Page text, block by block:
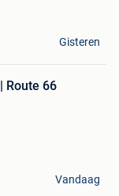
Gisteren
Route 66
Vandaag